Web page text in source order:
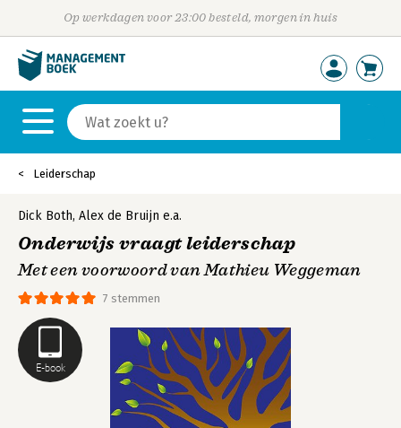
Op werkdagen voor 23:00 besteld, morgen in huis
Leiderschap
E-book
7 stemmen
Dick Both, Alex de Bruijn e.a.
Onderwijs vraagt leiderschap
Met een voorwoord van Mathieu Weggeman